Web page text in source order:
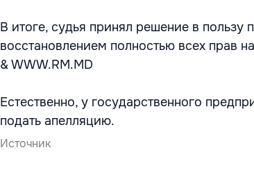
В итоге, судья принял решение в пользу
восстановлением полностью всех прав
& WWW.RM.MD
Естественно, у государственного
подать апелляцию.
Источник